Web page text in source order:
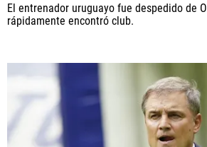
El entrenador uruguayo fue despedido de
rápidamente encontró club.